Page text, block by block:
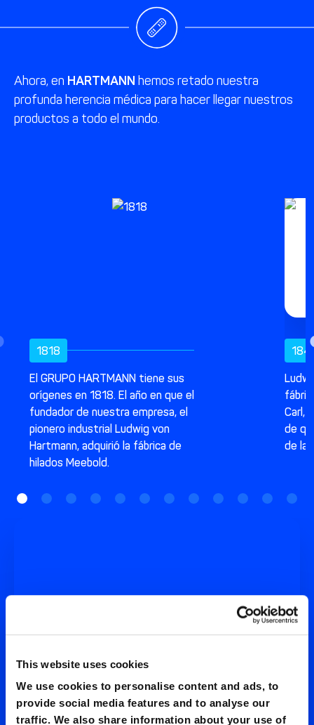
This website uses cookies
We use cookies to personalise content and ads, to
provide social media features and to analyse our
traffic. We also share information about your use of
Ahora, en HARTMANN hemos retado nuestra
profunda herencia médica para hacer llegar nuestros
productos a todo el mundo.
1818
El GRUPO HARTMANN tiene sus
orígenes en 1818. El año en que el
fundador de nuestra empresa, el
pionero industrial Ludwig von
Hartmann, adquirió la fábrica de
hilados Meebold.
Carl,
de
de la